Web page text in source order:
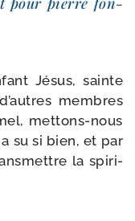
Jésus, sainte
membres
mettons-​nous
su si bien, et par
la spi­ri­